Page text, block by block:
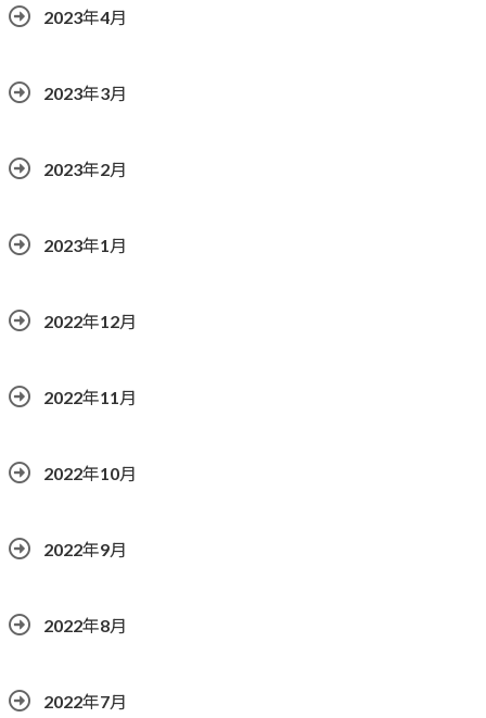
2023年4月
2023年3月
2023年2月
2023年1月
2022年12月
2022年11月
2022年10月
2022年9月
2022年8月
2022年7月